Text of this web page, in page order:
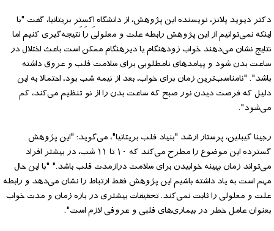
دکتر دیوید پلانز، نویسنده این پژوهش، از دانشگاه اِکسِتِر بریتانیا، گفت "با
اینکه نمی‌توانیم از این پژوهش رابطه علت و معلولی را نتیجه‌گیری کنیم اما
نتایج نشان می‌دهند خواب زودهنگام یا دیرهنگام ممکن است باعث اختلال در
ساعت بدن شود و پیامدهای نامطلوبی برای سلامت قلب و عروق داشته
باشد". "نامناسب‌ترین زمان برای خواب، بعد از نیمه شب بود، احتمالا به این
دلیل که فرصت دیدن نور صبح که ساعت بدن را از نو تنظیم می‌کند، کم
می‌شود".
رجینا گیبلین، پرستار ارشد "بنیاد قلب بریتانیا"، می‌گوید: "این پژوهش
گسترده این موضوع را مطرح می‌کند که ۱۰ تا ۱۱ شب، در بیشتر افراد
می‌تواند زمان بهینه خوابیدن برای سلامت درازمدت قلب باشد." "با این حال
مهم است به یاد داشته باشیم این پژوهش فقط ارتباط را نشان می‌دهد و رابطه
علت و معلولی را ثابت نمی‌کند. تحقیقات بیشتری در باره زمان و مدت خواب
بعنوان عامل خطر در بیماری‌های قلبی و عروقی لازم است".